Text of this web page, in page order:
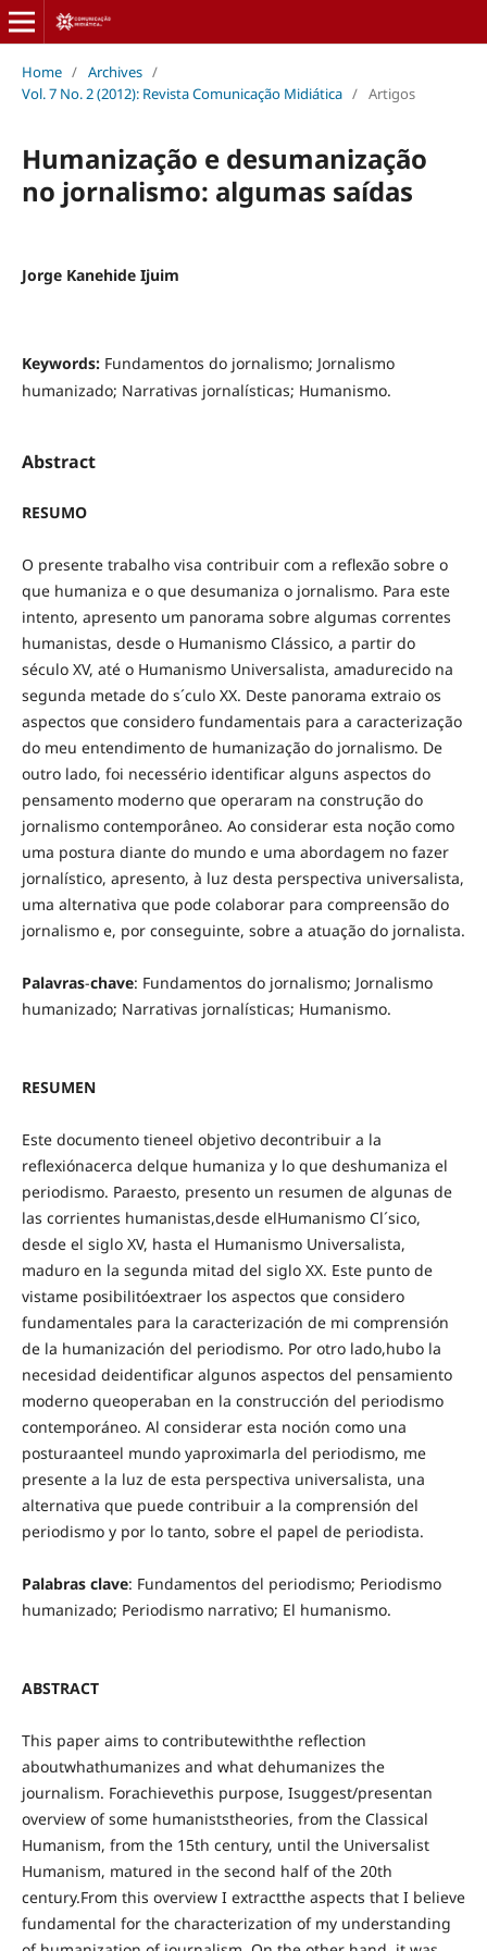
Home / Archives /
Vol. 7 No. 2 (2012): Revista Comunicação Midiática / Artigos
Humanização e desumanização
no jornalismo: algumas saídas
Jorge Kanehide Ijuim
Keywords: Fundamentos do jornalismo; Jornalismo
humanizado; Narrativas jornalísticas; Humanismo.
Abstract
RESUMO
O presente trabalho visa contribuir com a reflexão sobre o
que humaniza e o que desumaniza o jornalismo. Para este
intento, apresento um panorama sobre algumas correntes
humanistas, desde o Humanismo Clássico, a partir do
século XV, até o Humanismo Universalista, amadurecido na
segunda metade do s´culo XX. Deste panorama extraio os
aspectos que considero fundamentais para a caracterização
do meu entendimento de humanização do jornalismo. De
outro lado, foi necessério identificar alguns aspectos do
pensamento moderno que operaram na construção do
jornalismo contemporâneo. Ao considerar esta noção como
uma postura diante do mundo e uma abordagem no fazer
jornalístico, apresento, à luz desta perspectiva universalista,
uma alternativa que pode colaborar para compreensão do
jornalismo e, por conseguinte, sobre a atuação do jornalista.
Palavras-chave: Fundamentos do jornalismo; Jornalismo
humanizado; Narrativas jornalísticas; Humanismo.
RESUMEN
Este documento tieneel objetivo decontribuir a la
reflexiónacerca delque humaniza y lo que deshumaniza el
periodismo. Paraesto, presento un resumen de algunas de
las corrientes humanistas,desde elHumanismo Cl´sico,
desde el siglo XV, hasta el Humanismo Universalista,
maduro en la segunda mitad del siglo XX. Este punto de
vistame posibilitóextraer los aspectos que considero
fundamentales para la caracterización de mi comprensión
de la humanización del periodismo. Por otro lado,hubo la
necesidad deidentificar algunos aspectos del pensamiento
moderno queoperaban en la construcción del periodismo
contemporáneo. Al considerar esta noción como una
posturaanteel mundo yaproximarla del periodismo, me
presente a la luz de esta perspectiva universalista, una
alternativa que puede contribuir a la comprensión del
periodismo y por lo tanto, sobre el papel de periodista.
Palabras clave: Fundamentos del periodismo; Periodismo
humanizado; Periodismo narrativo; El humanismo.
ABSTRACT
This paper aims to contributewiththe reflection
aboutwhathumanizes and what dehumanizes the
journalism. Forachievethis purpose, Isuggest/presentan
overview of some humaniststheories, from the Classical
Humanism, from the 15th century, until the Universalist
Humanism, matured in the second half of the 20th
century.From this overview I extractthe aspects that I believe
fundamental for the characterization of my understanding